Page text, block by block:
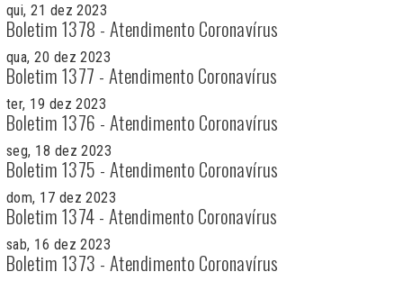
qui, 21 dez 2023
Boletim 1378 - Atendimento Coronavírus
qua, 20 dez 2023
Boletim 1377 - Atendimento Coronavírus
ter, 19 dez 2023
Boletim 1376 - Atendimento Coronavírus
seg, 18 dez 2023
Boletim 1375 - Atendimento Coronavírus
dom, 17 dez 2023
Boletim 1374 - Atendimento Coronavírus
sab, 16 dez 2023
Boletim 1373 - Atendimento Coronavírus